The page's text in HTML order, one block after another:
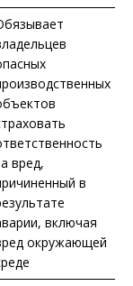
вред,
в
включая
окружающей